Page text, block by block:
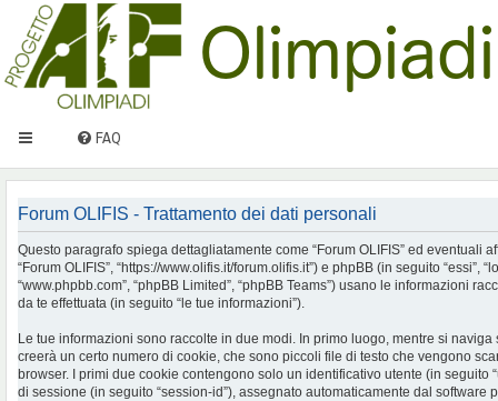
FAQ
Forum OLIFIS - Trattamento dei dati personali
Questo paragrafo spiega dettagliatamente come “Forum OLIFIS” ed eventuali
“Forum OLIFIS”, “https://www.olifis.it/forum.olifis.it”) e phpBB (in seguito “essi”,
“www.phpbb.com”, “phpBB Limited”, “phpBB Teams”) usano le informazioni
da te effettuata (in seguito “le tue informazioni”).
Le tue informazioni sono raccolte in due modi. In primo luogo, mentre si naviga
creerà un certo numero di cookie, che sono piccoli file di testo che vengono
browser. I primi due cookie contengono solo un identificativo utente (in seguito
di sessione (in seguito “session-id”), assegnato automaticamente dal software